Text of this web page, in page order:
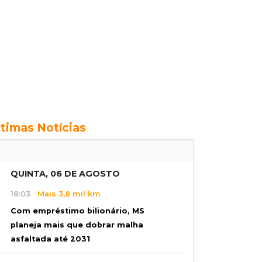
Notícias
QUINTA, 06 DE AGOSTO
18:03 Mais 3,8 mil km
Com empréstimo bilionário, MS
planeja mais que dobrar malha
asfaltada até 2031